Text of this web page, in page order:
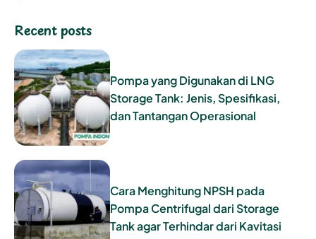
Recent posts
Pompa yang Digunakan di LNG
Storage Tank: Jenis, Spesifikasi,
dan Tantangan Operasional
Cara Menghitung NPSH pada
Pompa Centrifugal dari Storage
Tank agar Terhindar dari Kavitasi